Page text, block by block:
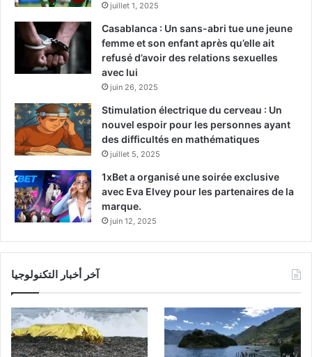
juillet 1, 2025
Casablanca : Un sans-abri tue une jeune
femme et son enfant après qu’elle ait
refusé d’avoir des relations sexuelles
avec lui
juin 26, 2025
Stimulation électrique du cerveau : Un
nouvel espoir pour les personnes ayant
des difficultés en mathématiques
juillet 5, 2025
1xBet a organisé une soirée exclusive
avec Eva Elvey pour les partenaires de la
marque.
juin 12, 2025
آخر أخبار التكنولوجيا